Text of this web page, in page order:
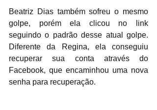
Beatriz Dias também sofreu o mesmo
golpe, porém ela clicou no link
seguindo o padrão desse atual golpe.
Diferente da Regina, ela conseguiu
recuperar sua conta através do
Facebook, que encaminhou uma nova
senha para recuperação.